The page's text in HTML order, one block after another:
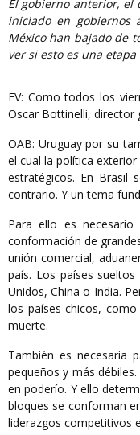
El gobierno anterior, el
iniciado en gobiernos
México han bajado de
ver si esto es una
FV: Como todos los
Oscar Bottinelli, director
OAB: Uruguay por su
el cual la política
estratégicos. En Brasil
contrario. Y un tema
Para ello es
conformación de
unión comercial,
país. Los países
Unidos, China o India.
los países chicos,
muerte.
También es necesaria
pequeños y más
en poderío. Y ello
bloques se conforman
liderazgos competitivos